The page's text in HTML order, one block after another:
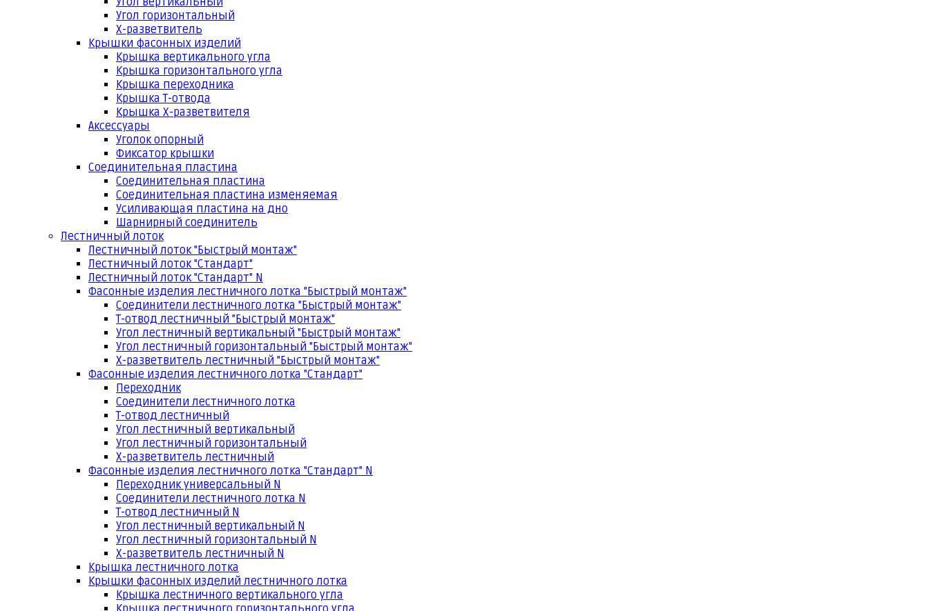
Угол горизонтальный
Х-разветвитель
Крышки фасонных изделий
Крышка вертикального угла
Крышка горизонтального угла
Крышка переходника
Крышка Т-отвода
Крышка Х-разветвителя
Аксессуары
Уголок опорный
Фиксатор крышки
Соединительная пластина
Соединительная пластина
Соединительная пластина изменяемая
Усиливающая пластина на дно
Шарнирный соединитель
Лестничный лоток
Лестничный лоток "Быстрый монтаж"
Лестничный лоток "Стандарт"
Лестничный лоток "Стандарт" N
Фасонные изделия лестничного лотка "Быстрый монтаж"
Соединители лестничного лотка "Быстрый монтаж"
Т-отвод лестничный "Быстрый монтаж"
Угол лестничный вертикальный "Быстрый монтаж"
Угол лестничный горизонтальный "Быстрый монтаж"
Х-разветвитель лестничный "Быстрый монтаж"
Фасонные изделия лестничного лотка "Стандарт"
Переходник
Соединители лестничного лотка
Т-отвод лестничный
Угол лестничный вертикальный
Угол лестничный горизонтальный
Х-разветвитель лестничный
Фасонные изделия лестничного лотка "Стандарт" N
Переходник универсальный N
Соединители лестничного лотка N
Т-отвод лестничный N
Угол лестничный вертикальный N
Угол лестничный горизонтальный N
Х-разветвитель лестничный N
Крышка лестничного лотка
Крышки фасонных изделий лестничного лотка
Крышка лестничного вертикального угла